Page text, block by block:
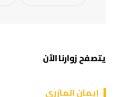
يتصفح زوارنا الآن
إيمان المازري